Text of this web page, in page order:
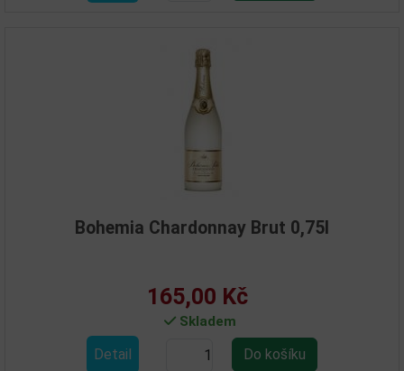
Bohemia Chardonnay Brut 0,75l
165,00 Kč
Skladem
Detail